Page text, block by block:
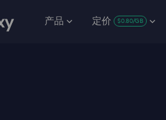
产品 定价 $0.80/GB